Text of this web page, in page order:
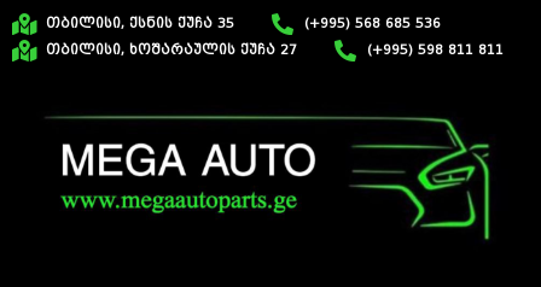
თბილისი, ქსნის ქუჩა 35
(+995) 568 685 536
თბილისი, ხოშარაულის ქუჩა 27
(+995) 598 811 811